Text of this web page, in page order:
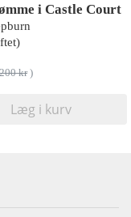
i Castle Court
200 kr)
Læg i kurv